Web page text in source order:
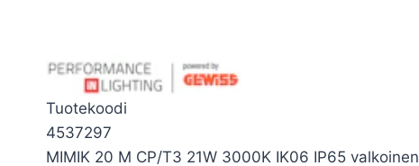
Tuotekoodi
4537297
MIMIK 20 M CP/T3 21W 3000K IK06 IP65 valkoinen